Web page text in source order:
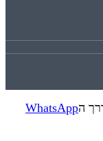
הWhatsApp